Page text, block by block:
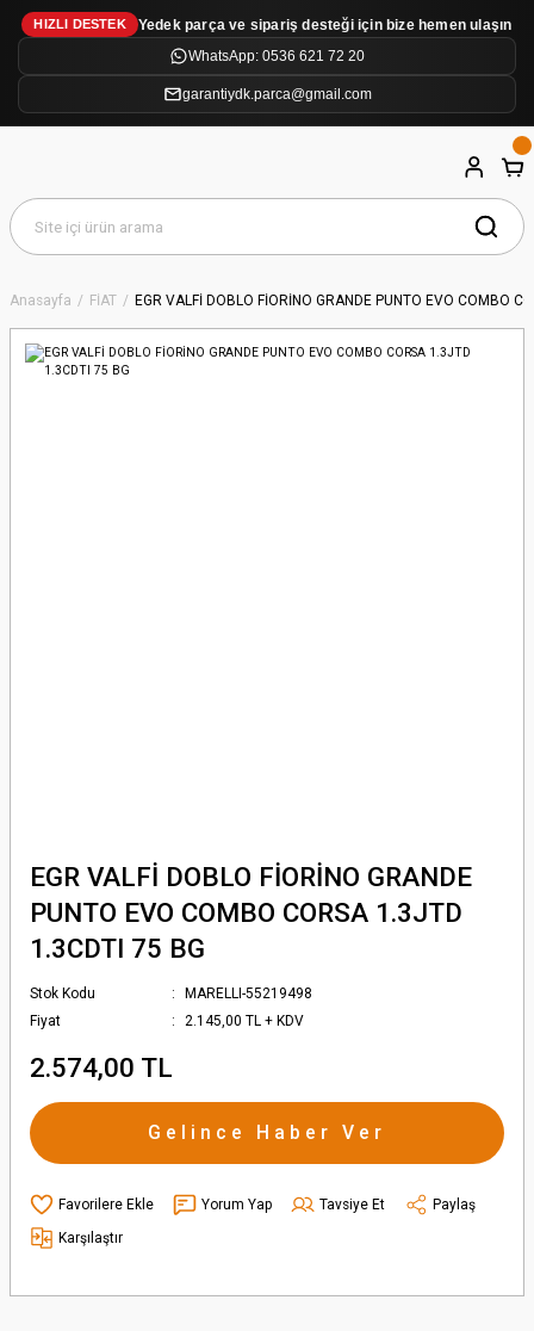
HIZLI DESTEK
Yedek parça ve sipariş desteği için bize hemen ulaşın
WhatsApp: 0536 621 72 20
garantiydk.parca@gmail.com
Anasayfa FİAT EGR VALFİ DOBLO FİORİNO GRANDE PUNTO EVO COMBO
EGR VALFİ DOBLO FİORİNO GRANDE
PUNTO EVO COMBO CORSA 1.3JTD
1.3CDTI 75 BG
Stok Kodu
MARELLI-55219498
Fiyat
2.145,00 TL + KDV
2.574,00 TL
Gelince Haber Ver
Yorum Yap Tavsiye Et
Paylaş
Karşılaştır